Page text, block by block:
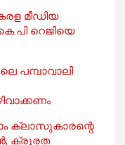
മീഡിയ
റെജിയെ
പമ്പാവാലി
ക്ലാസുകാരന്റെ
ക്രൂരത